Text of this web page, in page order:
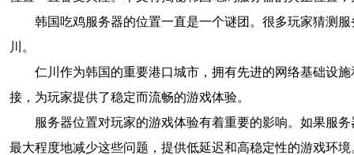
韩国吃鸡服务器的位置一直是一个谜团。很多玩家猜测
川。
仁川作为韩国的重要港口城市，拥有先进的网络基础设
接，为玩家提供了稳定而流畅的游戏体验。
服务器位置对玩家的游戏体验有着重要的影响。如果服
最大程度地减少这些问题，提供低延迟和高稳定性的游戏环境